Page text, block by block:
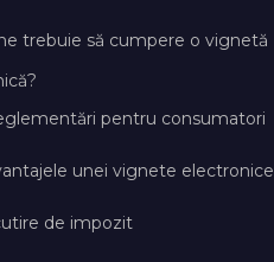
trebuie să cumpere o vignetă
pentru consumatori
unei vignete electronice
de impozit